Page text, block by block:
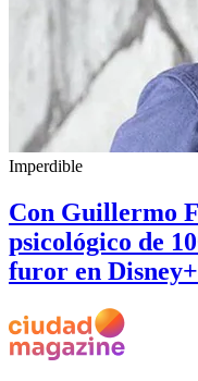
Imperdible
Con Guillermo
psicológico de
furor en Disney+